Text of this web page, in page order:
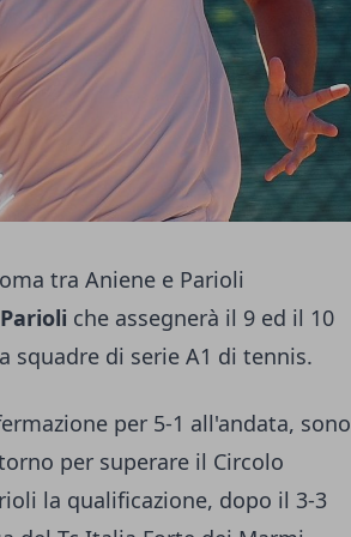
tra Aniene e Parioli
che assegnerà il 9 ed il 10
squadre di serie A1 di tennis.
per 5-1 all'andata, sono
per superare il Circolo
la qualificazione, dopo il 3-3